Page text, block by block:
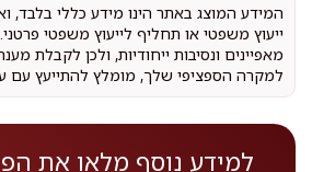
המידע המוצג באתר הינו מידע כללי בלבד,
ייעוץ משפטי או תחליף לייעוץ משפטי
מאפיינים ונסיבות ייחודיות, ולכן לקבלת
למקרה הספציפי שלך, מומלץ להתייעץ עם
למידע נוסף מלאו את